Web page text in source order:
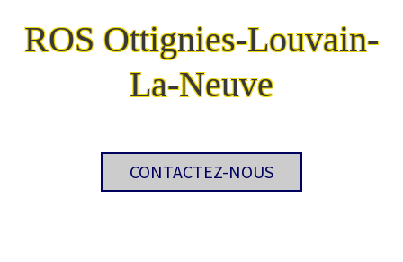
ROS Ottignies-Louvain-
La-Neuve
CONTACTEZ-NOUS